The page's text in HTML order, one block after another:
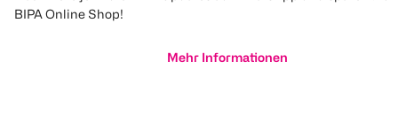
BIPA Online Shop!
Mehr Informationen